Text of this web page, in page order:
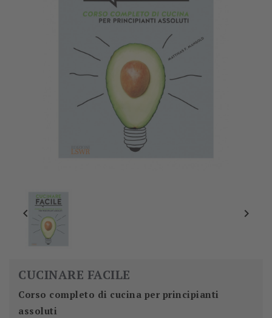
 
CUCINARE FACILE
Corso completo di cucina per principianti
assoluti